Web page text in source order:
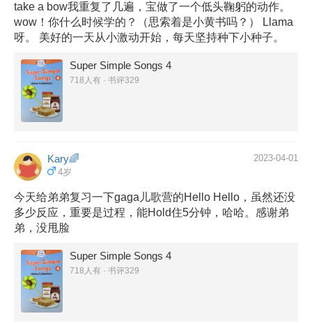
take a bow我重复了几遍，宝做了一个低头鞠躬的动作。
wow！你什么时候学的？（思索着是小黄书吗？） Llama
呀。 美好的一天从小激动开始，每天坚持种下小种子。
Super Simple Songs 4
718人有 · 书评329
Kary🌈
4岁
2023-04-01
今天给弟弟复习一下gaga儿歌营的Hello Hello，虽然还没
多少反应，重要是过程，能Hold住5分钟，哈哈。感谢弟
弟，没甩脸
Super Simple Songs 4
718人有 · 书评329